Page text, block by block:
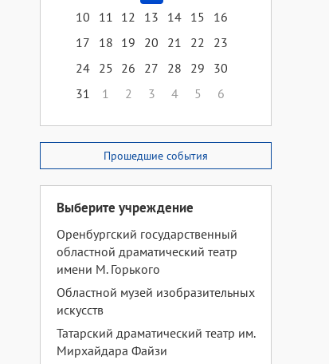
10
11 12 13 14 15
16
17
18 19 20 21 22
23
24 25 26 27 28 29
30
31
1 2 3 4 5 6
Прошедшие события
Выберите учреждение
Оренбургский государственный
областной драматический театр
имени М. Горького
Областной музей изобразительных
искусств
Татарский драматический театр им.
Мирхайдара Файзи